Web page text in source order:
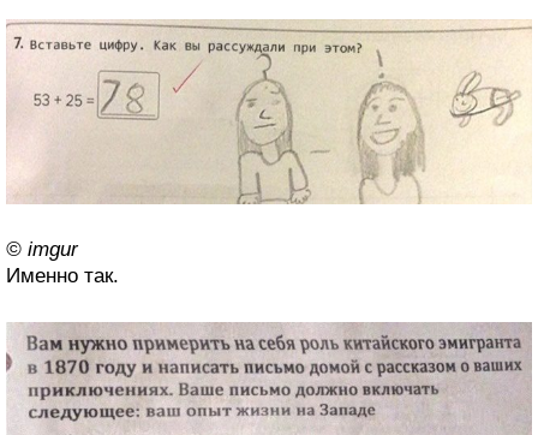
© imgur
Именно так.